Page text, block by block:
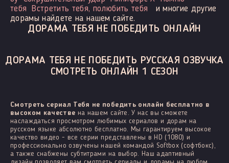
тебя
Встретить тебя, полюбить тебя
и многие другие
дорамы найдете на нашем сайте.
ДОРАМА ТЕБЯ НЕ ПОБЕДИТЬ ОНЛАЙН
ДОРАМА ТЕБЯ НЕ ПОБЕДИТЬ РУССКАЯ ОЗВУЧКА
СМОТРЕТЬ ОНЛАЙН 1 СЕЗОН
Смотреть сериал Тебя не победить онлайн бесплатно в
высоком качестве на нашем сайте. У нас вы сможете
наслаждаться просмотром любимых сериалов и дорам на
русском языке абсолютно бесплатно. Мы гарантируем высокое
качество видео - все серии представлены в HD (1080) и
профессионально озвучены нашей командой Softbox (софтбокс),
а также снабжены субтитрами на выбор. Наш адаптивный